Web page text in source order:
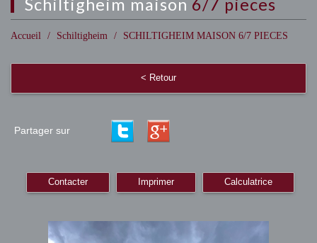
schiltigheim maison 6/7 pieces
Accueil Schiltigheim SCHILTIGHEIM MAISON 6/7 PIECES
< Retour
Partager sur
Contacter Imprimer Calculatrice